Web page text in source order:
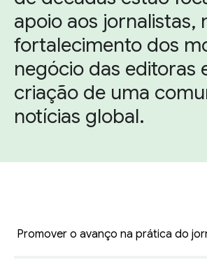
apoio aos jornalistas,
fortalecimento dos
negócio das editoras
criação de uma
notícias global.